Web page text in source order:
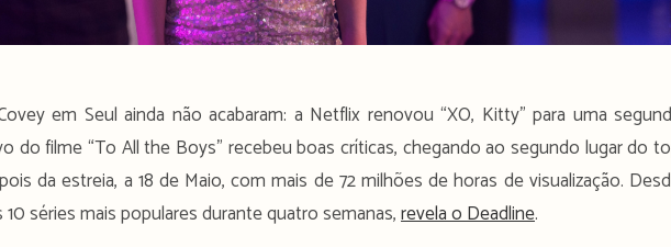
em Seul ainda não acabaram: a Netflix renovou “XO, Kitty” para uma
do filme “To All the Boys” recebeu boas críticas, chegando ao segundo lugar do
da estreia, a 18 de Maio, com mais de 72 milhões de horas de visualização.
séries mais populares durante quatro semanas,revela o Deadline.